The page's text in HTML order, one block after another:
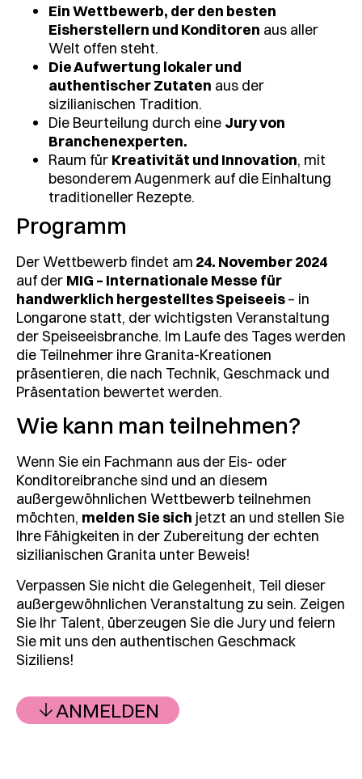
Ein Wettbewerb, der den besten
Eisherstellern und Konditoren aus aller
Welt offen steht.
Die Aufwertung lokaler und
authentischer Zutaten aus der
sizilianischen Tradition.
Die Beurteilung durch eine Jury von
Branchenexperten.
Raum für Kreativität und Innovation, mit
besonderem Augenmerk auf die Einhaltung
traditioneller Rezepte.
Programm
Der Wettbewerb findet am 24. November 2024
auf der MIG – Internationale Messe für
handwerklich hergestelltes Speiseeis– in
Longarone statt, der wichtigsten Veranstaltung
der Speiseeisbranche. Im Laufe des Tages werden
die Teilnehmer ihre Granita-Kreationen
präsentieren, die nach Technik, Geschmack und
Präsentation bewertet werden.
Wie kann man teilnehmen?
Wenn Sie ein Fachmann aus der Eis- oder
Konditoreibranche sind und an diesem
außergewöhnlichen Wettbewerb teilnehmen
möchten, melden Sie sich jetzt an und stellen Sie
Ihre Fähigkeiten in der Zubereitung der echten
sizilianischen Granita unter Beweis!
Verpassen Sie nicht die Gelegenheit, Teil dieser
außergewöhnlichen Veranstaltung zu sein. Zeigen
Sie Ihr Talent, überzeugen Sie die Jury und feiern
Sie mit uns den authentischen Geschmack
Siziliens!
ANMELDEN